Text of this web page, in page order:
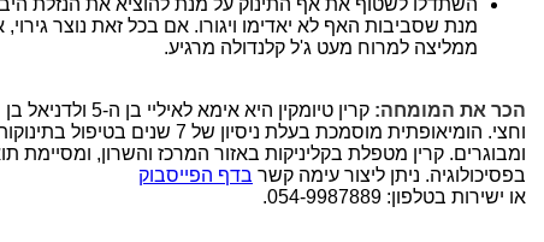
השתדלו לשטוף את אף התינוק על מנת להוציא את הנזלת
מנת שסביבות האף לא יאדימו ויגורו. אם בכל זאת נוצר גירוי,
ממליצה למרוח מעט ג'ל קלנדולה מרגיע.
הכר את המומחה:
קרין טיומקין היא אימא לאיליי בן
וחצי. הומיאופתית מוסמכת בעלת ניסיון של 7 שנים
ומבוגרים. קרין מטפלת בקליניקות באזור המרכז והשרון, ומסיימת
בפסיכולוגיה. ניתן ליצור עימה קשר בדף הפייסבוק
או ישירות בטלפון: 054-9987889.